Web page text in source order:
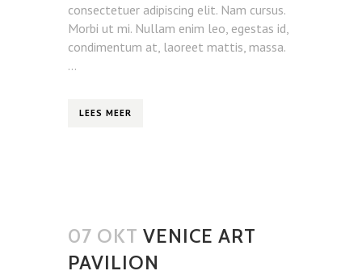
consectetuer adipiscing elit. Nam cursus.
Morbi ut mi. Nullam enim leo, egestas id,
condimentum at, laoreet mattis, massa.
...
LEES MEER
07 OKT VENICE ART
PAVILION